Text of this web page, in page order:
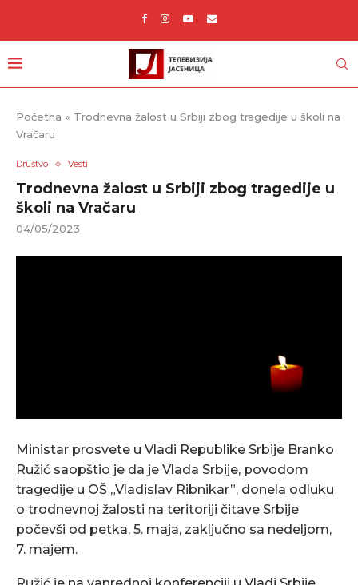
Početna » Trodnevna žalost u Srbiji zbog tragedije u školi na
Vračaru
Društvo Vesti
Trodnevna žalost u Srbiji zbog tragedije u
školi na Vračaru
04/05/2023
Ministar prosvete u Vladi Republike Srbije Branko
Ružić saopštio je da je Vlada Srbije, povodom
tragedije u OŠ „Vladislav Ribnikar”, donela odluku
o trodnevnoj žalosti na teritoriji čitave Srbije
počevši od petka, 5. maja, zaključno sa nedeljom,
7. majem.